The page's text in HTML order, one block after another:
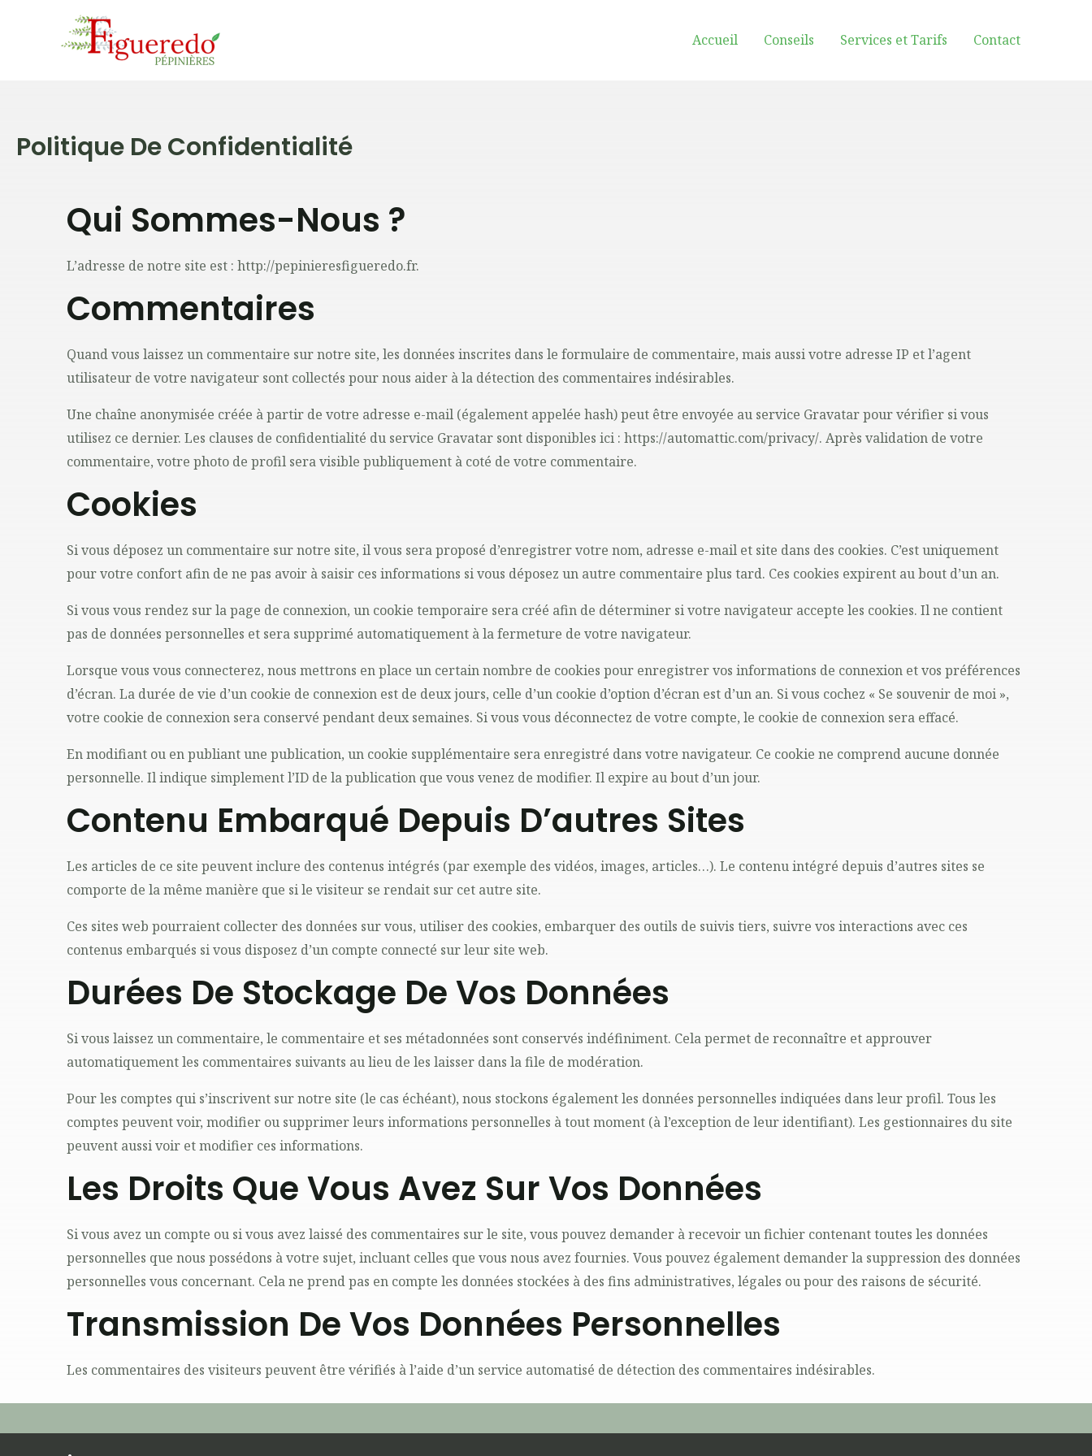
Accueil Conseils Services et Tarifs Contact
Politique De Confidentialité
Qui Sommes-Nous ?
L’adresse de notre site est : http://pepinieresfigueredo.fr.
Commentaires
Quand vous laissez un commentaire sur notre site, les données inscrites dans le formulaire de commentaire, mais aussi votre adresse IP et l’agent
utilisateur de votre navigateur sont collectés pour nous aider à la détection des commentaires indésirables.
Une chaîne anonymisée créée à partir de votre adresse e-mail (également appelée hash) peut être envoyée au service Gravatar pour vérifier si vous
utilisez ce dernier. Les clauses de confidentialité du service Gravatar sont disponibles ici : https://automattic.com/privacy/. Après validation de votre
commentaire, votre photo de profil sera visible publiquement à coté de votre commentaire.
Cookies
Si vous déposez un commentaire sur notre site, il vous sera proposé d’enregistrer votre nom, adresse e-mail et site dans des cookies. C’est uniquement
pour votre confort afin de ne pas avoir à saisir ces informations si vous déposez un autre commentaire plus tard. Ces cookies expirent au bout d’un an.
Si vous vous rendez sur la page de connexion, un cookie temporaire sera créé afin de déterminer si votre navigateur accepte les cookies. Il ne contient
pas de données personnelles et sera supprimé automatiquement à la fermeture de votre navigateur.
Lorsque vous vous connecterez, nous mettrons en place un certain nombre de cookies pour enregistrer vos informations de connexion et vos préférences
d’écran. La durée de vie d’un cookie de connexion est de deux jours, celle d’un cookie d’option d’écran est d’un an. Si vous cochez « Se souvenir de moi »,
votre cookie de connexion sera conservé pendant deux semaines. Si vous vous déconnectez de votre compte, le cookie de connexion sera effacé.
En modifiant ou en publiant une publication, un cookie supplémentaire sera enregistré dans votre navigateur. Ce cookie ne comprend aucune donnée
personnelle. Il indique simplement l’ID de la publication que vous venez de modifier. Il expire au bout d’un jour.
Contenu Embarqué Depuis D’autres Sites
Les articles de ce site peuvent inclure des contenus intégrés (par exemple des vidéos, images, articles…). Le contenu intégré depuis d’autres sites se
comporte de la même manière que si le visiteur se rendait sur cet autre site.
Ces sites web pourraient collecter des données sur vous, utiliser des cookies, embarquer des outils de suivis tiers, suivre vos interactions avec ces
contenus embarqués si vous disposez d’un compte connecté sur leur site web.
Durées De Stockage De Vos Données
Si vous laissez un commentaire, le commentaire et ses métadonnées sont conservés indéfiniment. Cela permet de reconnaître et approuver
automatiquement les commentaires suivants au lieu de les laisser dans la file de modération.
Pour les comptes qui s’inscrivent sur notre site (le cas échéant), nous stockons également les données personnelles indiquées dans leur profil. Tous les
comptes peuvent voir, modifier ou supprimer leurs informations personnelles à tout moment (à l’exception de leur identifiant). Les gestionnaires du site
peuvent aussi voir et modifier ces informations.
Les Droits Que Vous Avez Sur Vos Données
Si vous avez un compte ou si vous avez laissé des commentaires sur le site, vous pouvez demander à recevoir un fichier contenant toutes les données
personnelles que nous possédons à votre sujet, incluant celles que vous nous avez fournies. Vous pouvez également demander la suppression des données
personnelles vous concernant. Cela ne prend pas en compte les données stockées à des fins administratives, légales ou pour des raisons de sécurité.
Transmission De Vos Données Personnelles
Les commentaires des visiteurs peuvent être vérifiés à l’aide d’un service automatisé de détection des commentaires indésirables.